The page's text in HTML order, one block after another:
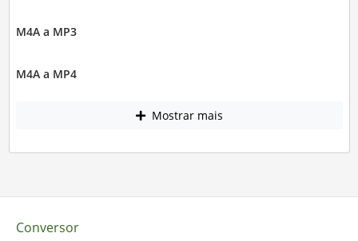
M4A a MP3
M4A a MP4
Mostrar mais
Conversor